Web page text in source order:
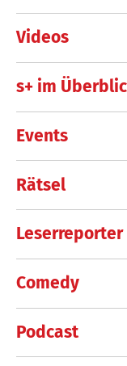
Videos
s+ im
Events
Rätsel
Leserreporter
Comedy
Podcast